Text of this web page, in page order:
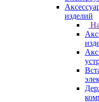
изделий